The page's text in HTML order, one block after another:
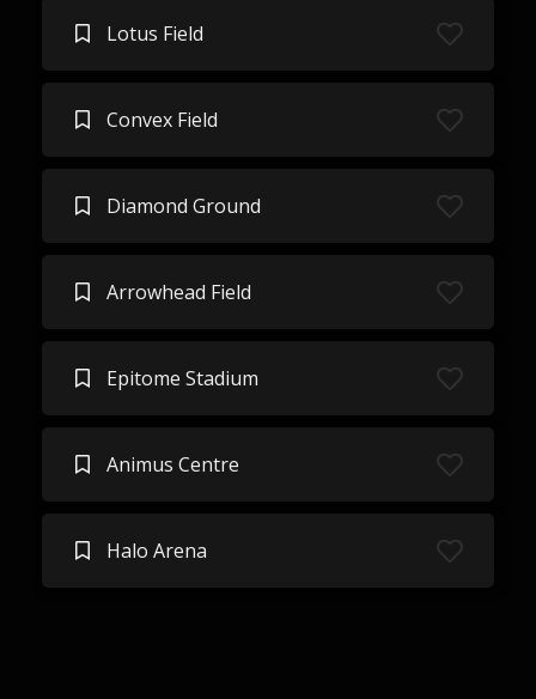
Lotus Field
Convex Field
Diamond Ground
Arrowhead Field
Epitome Stadium
Animus Centre
Halo Arena